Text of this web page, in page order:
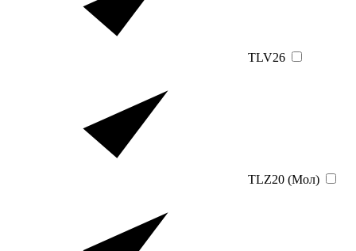
TLV26
TLZ20 (Мол)